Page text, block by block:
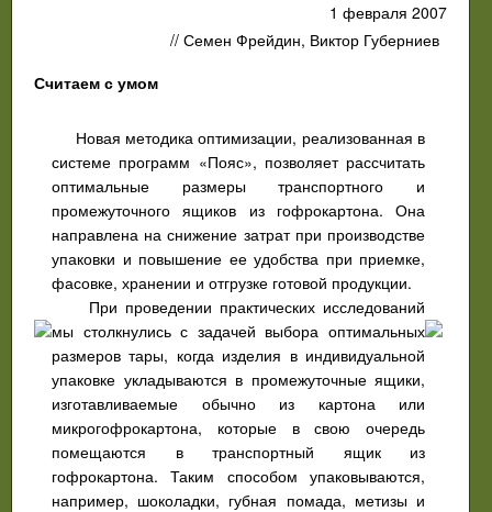
1 февраля 2007
// Семен Фрейдин, Виктор Губерниев
Считаем с умом
Новая методика оптимизации, реализованная в
системе программ «Пояс», позволяет рассчитать
оптимальные размеры транспортного и
промежуточного ящиков из гофрокартона. Она
направлена на снижение затрат при производстве
упаковки и повышение ее удобства при приемке,
фасовке, хранении и отгрузке готовой продукции.
При проведении практических исследований
мы столкнулись с задачей выбора оптимальных
размеров тары, когда изделия в индивидуальной
упаковке укладываются в промежуточные ящики,
изготавливаемые обычно из картона или
микрогофрокартона, которые в свою очередь
помещаются в транспортный ящик из
гофрокартона. Таким способом упаковываются,
например, шоколадки, губная помада, метизы и